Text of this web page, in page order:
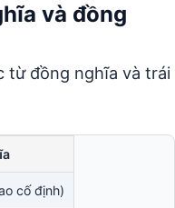
và đồng
từ đồng nghĩa và trái
cố định)